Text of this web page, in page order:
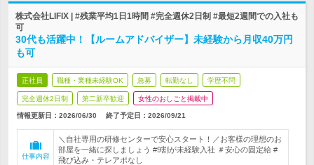
株式会社LIFIX | #残業平均1日1時間 #完全週休2日制 #最短2週間での入社も
可
30代も活躍中！【ルームアドバイザー】未経験から月収40万円
も可
正社員 職種・業種未経験OK 急募 転勤なし 学歴不問
完全週休2日制 第二新卒歓迎 女性のおしごと掲載中
情報更新日：2026/06/30 終了予定日： 2026/09/21
仕事内容
＼自社専用の研修センターで安心スタート！／お客様の理想のお
部屋を一緒に探しましょう #9割が未経験入社 ＃安心の固定給 #
飛び込み・テレアポなし